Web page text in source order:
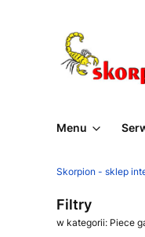
Menu
Skorpion - sklep
Filtry
w kategorii: Piece